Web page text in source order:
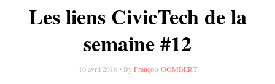
Les liens CivicTech de la
semaine #12
10 avril 2016 • By François GOMBERT